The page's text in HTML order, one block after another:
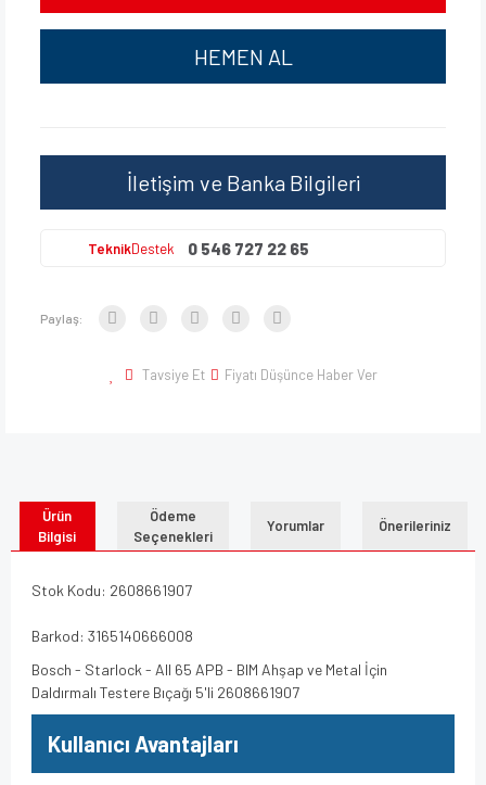
HEMEN AL
İletişim ve Banka Bilgileri
TeknikDestek 0 546 727 22 65
Paylaş:
Tavsiye Et Fiyatı Düşünce Haber Ver
Ürün
Bilgisi
Ödeme
Seçenekleri
Yorumlar Önerileriniz
Stok Kodu: 2608661907
Barkod: 3165140666008
Bosch - Starlock - AII 65 APB - BIM Ahşap ve Metal İçin
Daldırmalı Testere Bıçağı 5'li 2608661907
Kullanıcı Avantajları